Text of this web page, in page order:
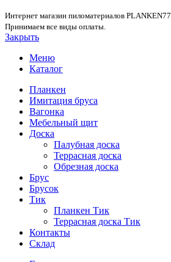
Интернет магазин пиломатериалов PLANKEN77
Принимаем все виды оплаты.
Закрыть
Меню
Каталог
Планкен
Имитация бруса
Вагонка
Мебельный щит
Доска
Палубная доска
Террасная доска
Обрезная доска
Брус
Брусок
Тик
Планкен Тик
Террасная доска Тик
Контакты
Склад